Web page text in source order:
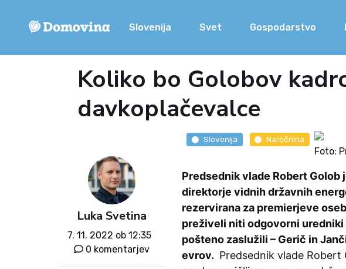
Slovenija Svet Gospodarstvo
Koliko bo Golobov
davkoplačevalce
Luka Svetina
7. 11. 2022 ob 12:35
0 komentarjev
Foto:
Slovenija Naročnina
Predsednik vlade Robert
direktorje vidnih državnih
rezervirana za premierjeve
preživeli niti odgovorni uredniki
pošteno zaslužili – Gerič in
evrov. Predsednik vlade